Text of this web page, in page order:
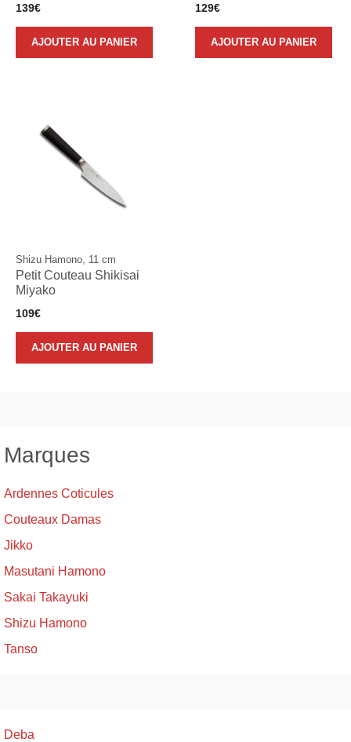
139€
AJOUTER AU PANIER
129€
AJOUTER AU PANIER
Shizu Hamono, 11 cm
Petit Couteau Shikisai
Miyako
109€
AJOUTER AU PANIER
Marques
Ardennes Coticules
Couteaux Damas
Jikko
Masutani Hamono
Sakai Takayuki
Shizu Hamono
Tanso
Deba